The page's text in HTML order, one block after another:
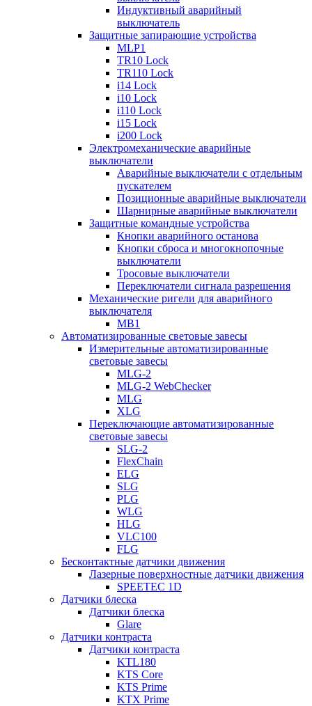
Индуктивный аварийный
выключатель
Защитные запирающие устройства
MLP1
TR10 Lock
TR110 Lock
i14 Lock
i10 Lock
i110 Lock
i15 Lock
i200 Lock
Электромеханические аварийные
выключатели
Аварийные выключатели с отдельным
пускателем
Позиционные аварийные выключатели
Шарнирные аварийные выключатели
Защитные командные устройства
Кнопки аварийного останова
Кнопки сброса и многокнопочные
выключатели
Тросовые выключатели
Переключатели сигнала разрешения
Механические ригели для аварийного
выключателя
MB1
Автоматизированные световые завесы
Измерительные автоматизированные
световые завесы
MLG-2
MLG-2 WebChecker
MLG
XLG
Переключающие автоматизированные
световые завесы
SLG-2
FlexChain
ELG
SLG
PLG
WLG
HLG
VLC100
FLG
Бесконтактные датчики движения
Лазерные поверхностные датчики движения
SPEETEC 1D
Датчики блеска
Датчики блеска
Glare
Датчики контраста
Датчики контраста
KTL180
KTS Core
KTS Prime
KTX Prime